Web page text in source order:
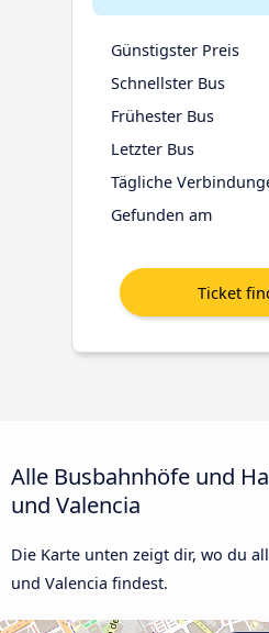
Günstigster Preis
Schnellster Bus
Frühester Bus
Letzter Bus
Tägliche
Gefunden am
Alle Busbahnhöfe und
und Valencia
Die Karte unten zeigt dir, wo du
und Valencia findest.